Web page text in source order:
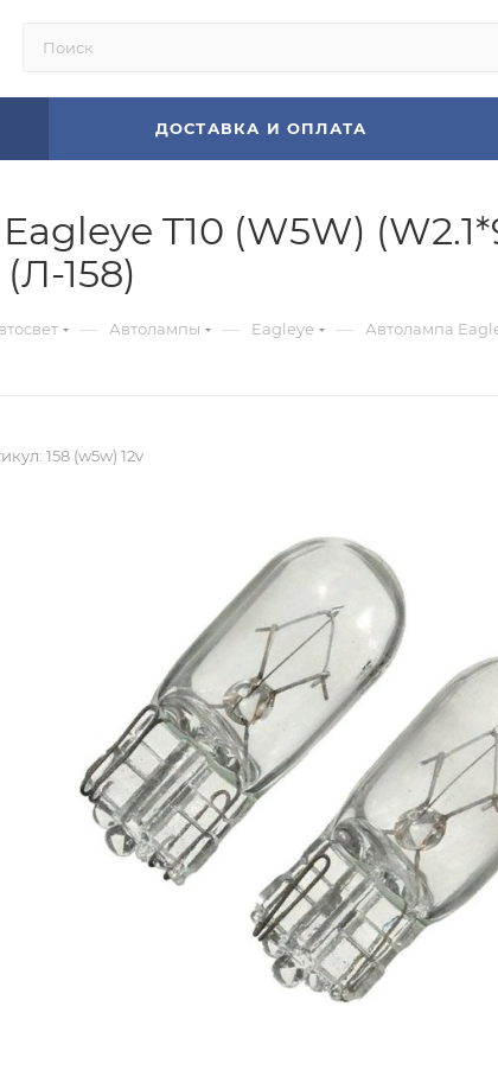
ДОСТАВКА И ОПЛАТА
T10 (W5W)
158)
— Автолампы — Eagleye — Автолампа
158 (w5w) 12v